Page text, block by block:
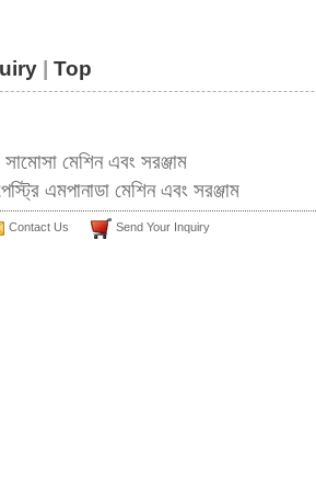
| Top
সামোসা মেশিন এবং সরঞ্জাম
এমপানাডা মেশিন এবং সরঞ্জাম
Contact Us Send Your Inquiry